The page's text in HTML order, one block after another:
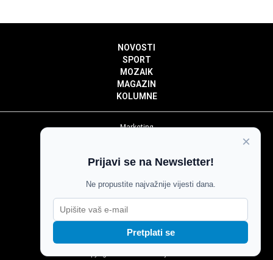
NOVOSTI
SPORT
MOZAIK
MAGAZIN
KOLUMNE
Marketing
Impressum
Pravila komentiranja
Agroglas
×
Prijavi se na Newsletter!
Ne propustite najvažnije vijesti dana.
Pretplati se